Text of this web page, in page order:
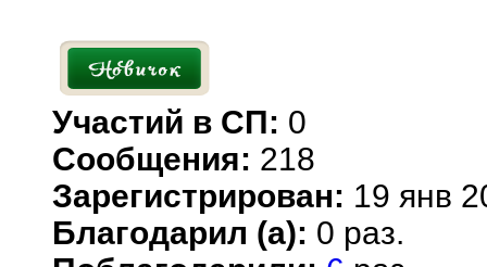
Участий в СП: 0
Сообщения: 218
Зарегистрирован: 19 янв
Благодарил (а): 0 раз.